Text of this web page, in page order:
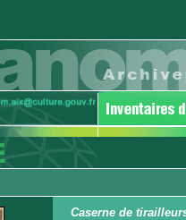
Caserne de